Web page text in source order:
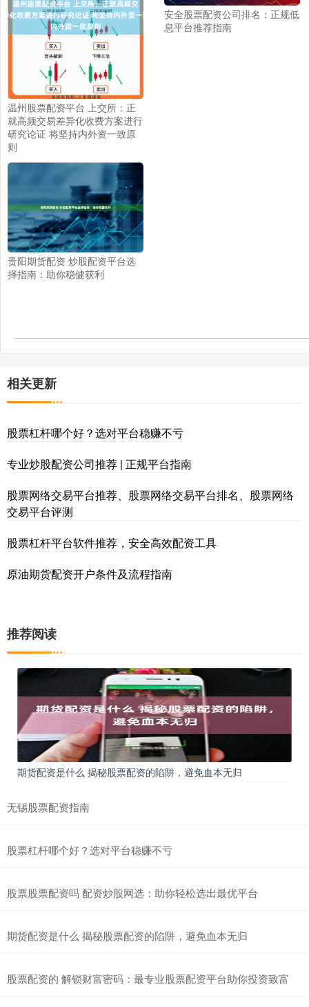
温州股票配资平台 上交所：正
就高频交易差异化收费方案进行
研究论证 将坚持内外资一致原
则
安全股票配资公司排名：正规低
息平台推荐指南
贵阳期货配资 炒股配资平台选
择指南：助你稳健获利
相关更新
股票杠杆哪个好？选对平台稳赚不亏
专业炒股配资公司推荐 | 正规平台指南
股票网络交易平台推荐、股票网络交易平台排名、股票网络
交易平台评测
股票杠杆平台软件推荐，安全高效配资工具
原油期货配资开户条件及流程指南
推荐阅读
期货配资是什么 揭秘股票配资的陷阱，避免血本无归
无锡股票配资指南
股票杠杆哪个好？选对平台稳赚不亏
股票股票配资吗 配资炒股网选：助你轻松选出最优平台
期货配资是什么 揭秘股票配资的陷阱，避免血本无归
股票配资的 解锁财富密码：最专业股票配资平台助你投资致富